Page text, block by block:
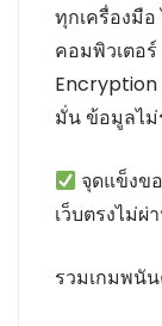
ทุกเครื่องมื
คอมพิวเตอ
Encryption
มั่น ข้อมูลไ
จุดแข็งข
เว็บตรงไม่ผ่
รวมเกมพนั